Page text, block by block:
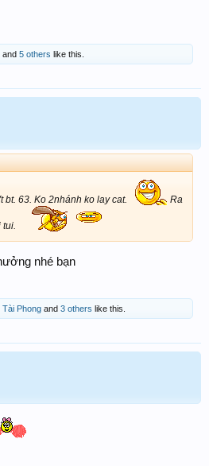
and 5 others like this.
bt. 63. Ko 2nhánh ko lay cat. Ra
tui.
nhé bạn
Tài Phong and 3 others like this.